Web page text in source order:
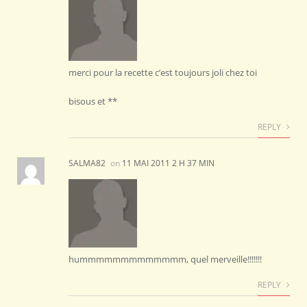
merci pour la recette c’est toujours joli chez toi
bisous et **
REPLY
SALMA82 on 11 MAI 2011 2 H 37 MIN
hummmmmmmmmmmmm, quel merveille!!!!!!!
REPLY